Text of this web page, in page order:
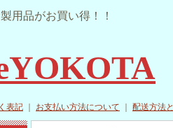
用品がお買い得！！
表記 お支払い方法について 配送方法